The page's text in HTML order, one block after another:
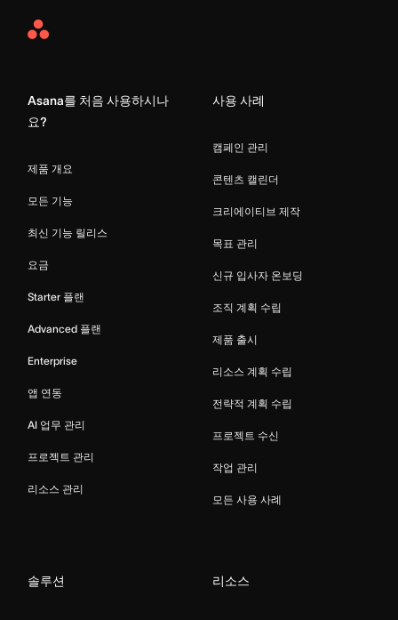
Asana
Asana를 처음 사용하시나
요?
제품 개요
모든 기능
최신 기능 릴리스
요금
Starter 플랜
Advanced 플랜
Enterprise
앱 연동
AI 업무 관리
프로젝트 관리
리소스 관리
사용 사례
캠페인 관리
콘텐츠 캘린더
크리에이티브 제작
목표 관리
신규 입사자 온보딩
조직 계획 수립
제품 출시
리소스 계획 수립
전략적 계획 수립
프로젝트 수신
작업 관리
모든 사용 사례
솔루션 리소스